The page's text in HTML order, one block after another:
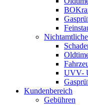
UVV-
Kundenbereich
Gebühren